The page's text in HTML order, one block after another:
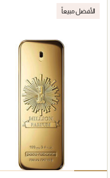
الأفضل مبيعاً